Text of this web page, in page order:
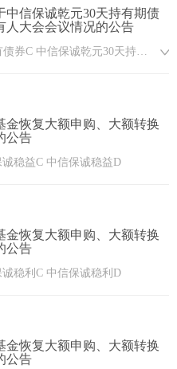
中信保诚乾元30天持有期债
人大会会议情况的公告
中信保诚乾元30天持有债券C 中信保诚乾元30天持有债券A
金恢复大额申购、大额转换
公告
稳益C 中信保诚稳益D
金恢复大额申购、大额转换
公告
稳利C 中信保诚稳利D
金恢复大额申购、大额转换
公告